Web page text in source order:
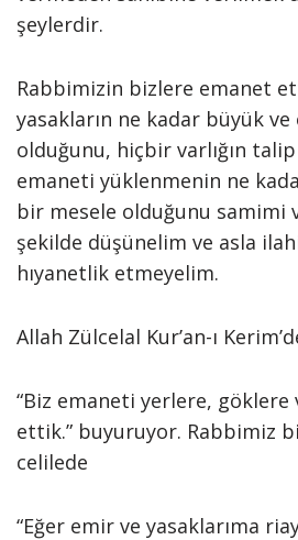
şeylerdir.
Rabbimizin bizlere emanet
yasakların ne kadar büyük
olduğunu, hiçbir varlığın
emaneti yüklenmenin ne
bir mesele olduğunu samimi
şekilde düşünelim ve asla
hıyanetlik etmeyelim.
Allah Zülcelal Kur’an-ı
“Biz emaneti yerlere, göklere
ettik.” buyuruyor. Rabbimiz
celilede
“Eğer emir ve yasaklarıma